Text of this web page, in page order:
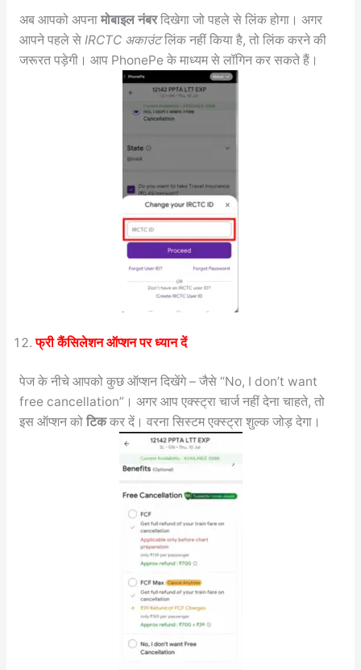
अब आपको अपना मोबाइल नंबरदिखेगा जो पहले से लिंक होगा। अगर
आपने पहले से IRCTC अकाउंटलिंक नहीं किया है, तो लिंक करने की
जरूरत पड़ेगी। आप PhonePe के माध्यम से लॉगिन कर सकते हैं।
फ्री कैंसिलेशन ऑप्शन पर ध्यान दें
पेज के नीचे आपको कुछ ऑप्शन दिखेंगे – जैसे “No, I don’t want
free cancellation”। अगर आप एक्स्ट्रा चार्ज नहीं देना चाहते, तो
इस ऑप्शन को टिककर दें। वरना सिस्टम एक्स्ट्रा शुल्क जोड़ देगा।